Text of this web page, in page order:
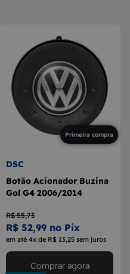
Primeira compra
DSC
Botão Acionador Buzina
Gol G4 2006/2014
R$ 55,73
R$ 52,99 no Pix
em até 4x de R$ 13,25 sem juros
Comprar agora